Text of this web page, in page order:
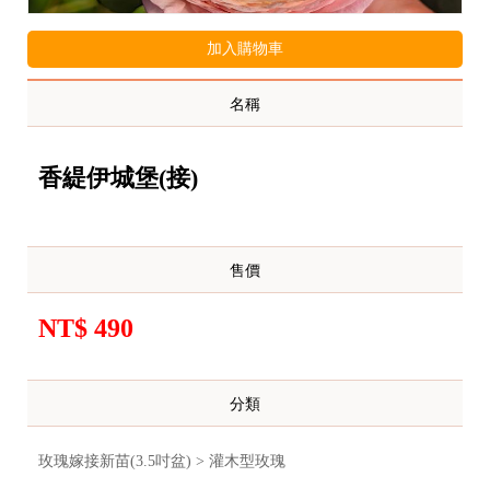
加入購物車
名稱
香緹伊城堡(接)
售價
NT$ 490
分類
玫瑰嫁接新苗(3.5吋盆) > 灌木型玫瑰